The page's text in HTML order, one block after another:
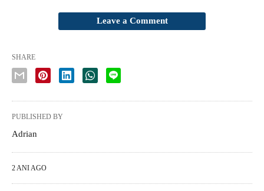
Leave a Comment
SHARE
PUBLISHED BY
Adrian
2 ANI AGO